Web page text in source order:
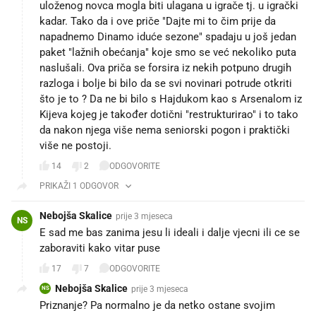
uloženog novca mogla biti ulagana u igrače tj. u igrački
kadar. Tako da i ove priče "Dajte mi to čim prije da
napadnemo Dinamo iduće sezone" spadaju u još jedan
paket "lažnih obećanja" koje smo se već nekoliko puta
naslušali. Ova priča se forsira iz nekih potpuno drugih
razloga i bolje bi bilo da se svi novinari potrude otkriti
što je to ? Da ne bi bilo s Hajdukom kao s Arsenalom iz
Kijeva kojeg je također dotični "restrukturirao" i to tako
da nakon njega više nema seniorski pogon i praktički
više ne postoji.
14 2
ODGOVORITE
PRIKAŽI 1 ODGOVOR
NS Nebojša Skalice prije 3 mjeseca
E sad me bas zanima jesu li ideali i dalje vjecni ili ce se
zaboraviti kako vitar puse
17 7 ODGOVORITE
NS Nebojša Skalice prije 3 mjeseca
Priznanje? Pa normalno je da netko ostane svojim